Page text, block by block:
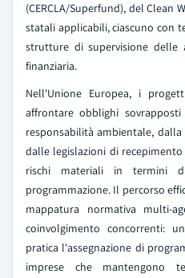
(CERCLA/Superfund), del Clean
statali applicabili, ciascuno con
strutture di supervisione delle
finanziaria.
Nell'Unione Europea, i
affrontare obblighi
responsabilità ambientale,
dalle legislazioni di
rischi materiali in termini
programmazione. Il percorso
mappatura normativa multi-
coinvolgimento concorrenti:
pratica l'assegnazione di
imprese che mantengono